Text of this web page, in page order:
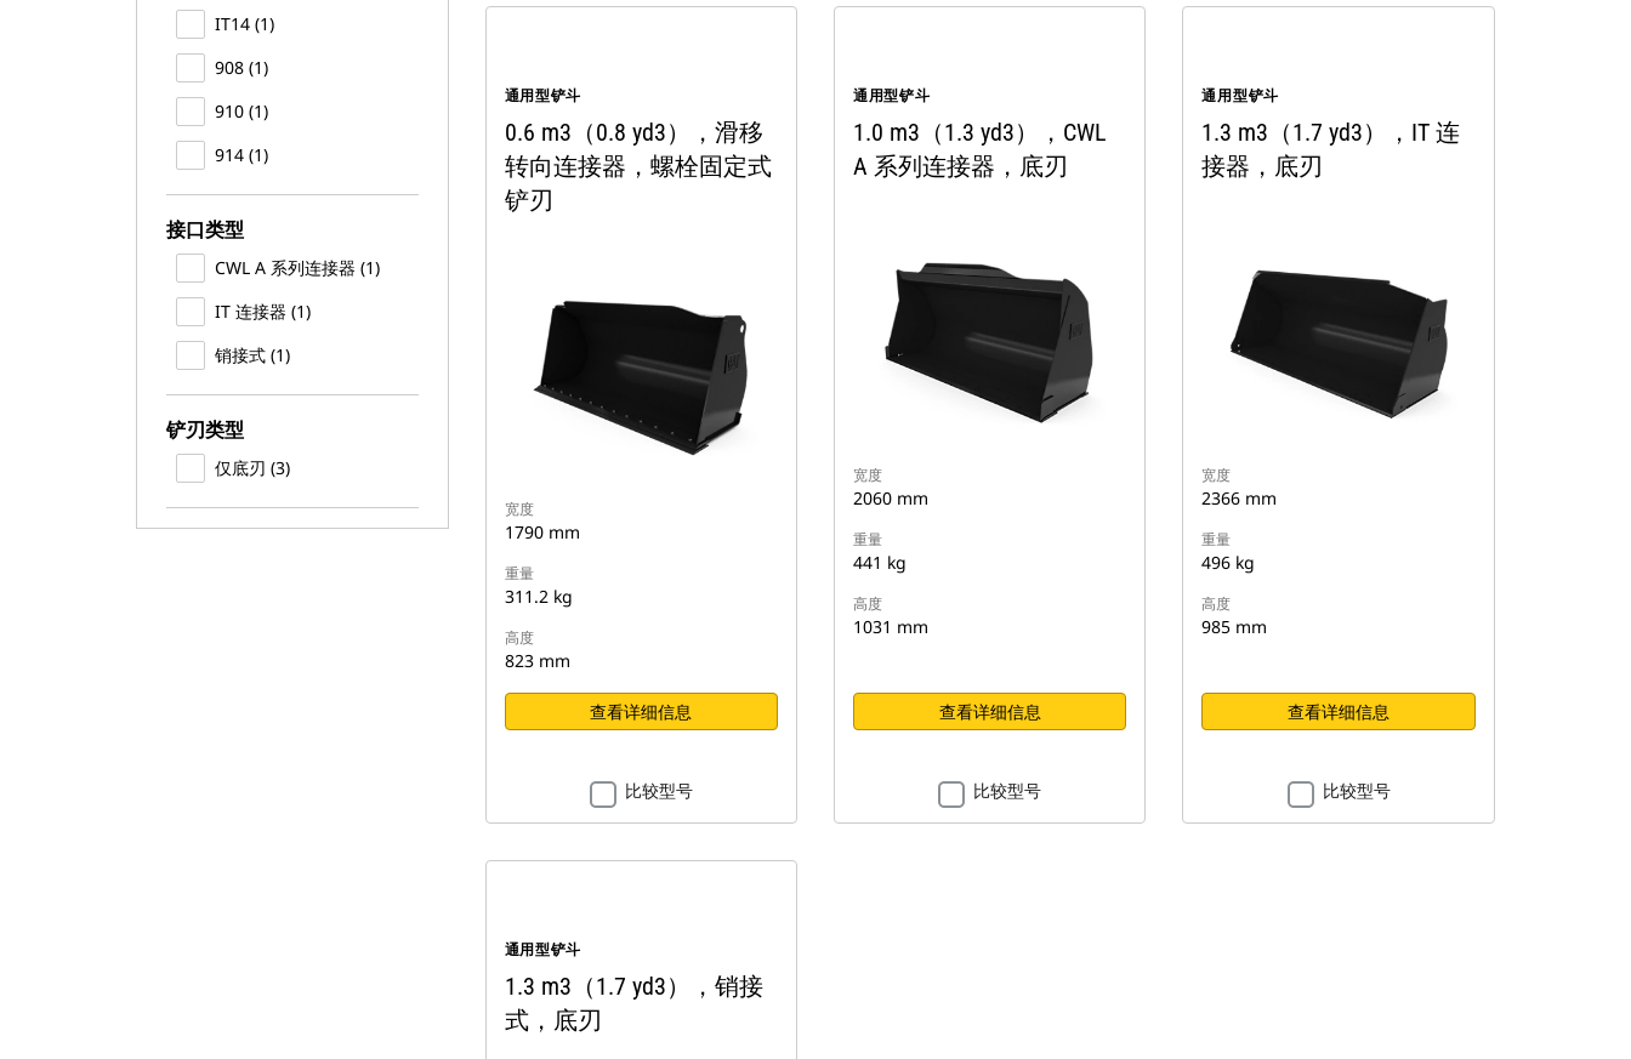
IT14 (1)
908 (1)
910 (1)
914 (1)
接口类型
CWL A 系列连接器 (1)
IT 连接器 (1)
销接式 (1)
铲刃类型
仅底刃 (3)
通用型铲斗
0.6 m3（0.8 yd3），滑移
转向连接器，螺栓固定式
铲刃
宽度
1790 mm
重量
311.2 kg
高度
823 mm
查看详细信息
比较型号
通用型铲斗
1.0 m3（1.3 yd3），CWL
A 系列连接器，底刃
宽度
2060 mm
重量
441 kg
高度
1031 mm
查看详细信息
比较型号
通用型铲斗
1.3 m3（1.7 yd3），IT 连
接器，底刃
宽度
2366 mm
重量
496 kg
高度
985 mm
查看详细信息
比较型号
通用型铲斗
1.3 m3（1.7 yd3），销接
式，底刃